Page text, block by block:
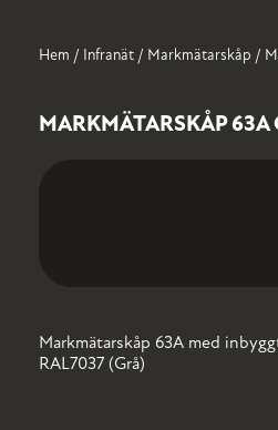
INFRANÄTNORMSYSTEM
Kraft/
E-
OM
HISTORIK LEDIGA
Hem / Infranät / Markmätarskåp /
MARKMÄTARSKÅP 63A
Markmätarskåp 63A med
RAL7037 (Grå)